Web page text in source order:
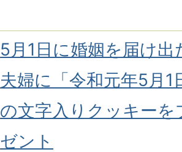
5月1日に婚姻を届け出
夫婦に「令和元年5月1
の文字入りクッキーを
ゼント